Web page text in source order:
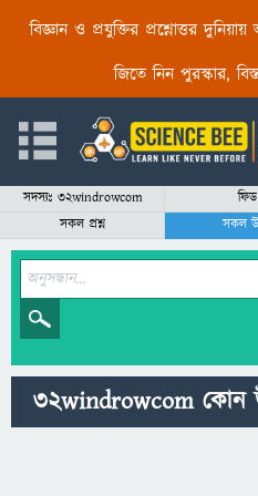
বিজ্ঞান ও প্রযুক্তির প্রশ্নোত্তর
জিতে নিন পুরস্কার,
সদস্যঃ 32windrowcom ফিড
সকল প্রশ্ন
সকল
32windrowcom কোন